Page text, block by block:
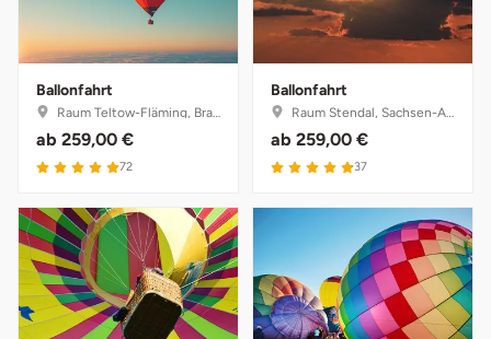
Ballonfahrt
Raum Teltow-Fläming, Brandenburg
ab 259,00 €
72
Ballonfahrt
Raum Stendal, Sachsen-Anhalt
ab 259,00 €
37